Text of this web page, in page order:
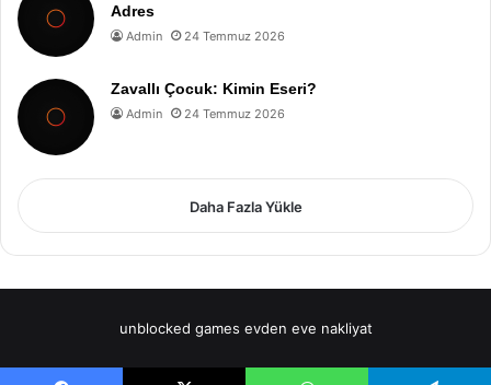
Adres
Admin 24 Temmuz 2026
Zavallı Çocuk: Kimin Eseri?
Admin 24 Temmuz 2026
Daha Fazla Yükle
unblocked games evden eve nakliyat